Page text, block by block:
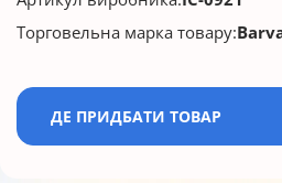
Торговельна марка товару:
ДЕ ПРИДБАТИ ТОВАР